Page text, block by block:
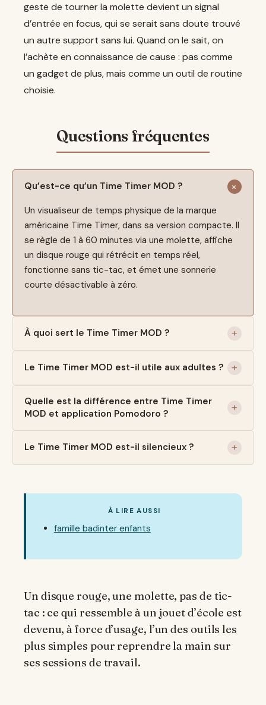
geste de tourner la molette devient un signal
d’entrée en focus, qui se serait sans doute trouvé
un autre support sans lui. Quand on le sait, on
l’achète en connaissance de cause : pas comme
un gadget de plus, mais comme un outil de routine
choisie.
Qu’est-ce qu’un Time Timer MOD ?
Un visualiseur de temps physique de la marque
américaine Time Timer, dans sa version compacte. Il
se règle de 1 à 60 minutes via une molette, affiche
un disque rouge qui rétrécit en temps réel,
fonctionne sans tic-tac, et émet une sonnerie
courte désactivable à zéro.
À quoi sert le Time Timer MOD ?
Le Time Timer MOD est-il utile aux adultes ?
Quelle est la différence entre Time Timer
MOD et application Pomodoro ?
Le Time Timer MOD est-il silencieux ?
À LIRE AUSSI
famille badinter enfants
Un disque rouge, une molette, pas de tic-
tac : ce qui ressemble à un jouet d’école est
devenu, à force d’usage, l’un des outils les
plus simples pour reprendre la main sur
ses sessions de travail.